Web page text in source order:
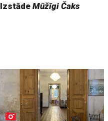
IzstādeMūžīgi Čaks